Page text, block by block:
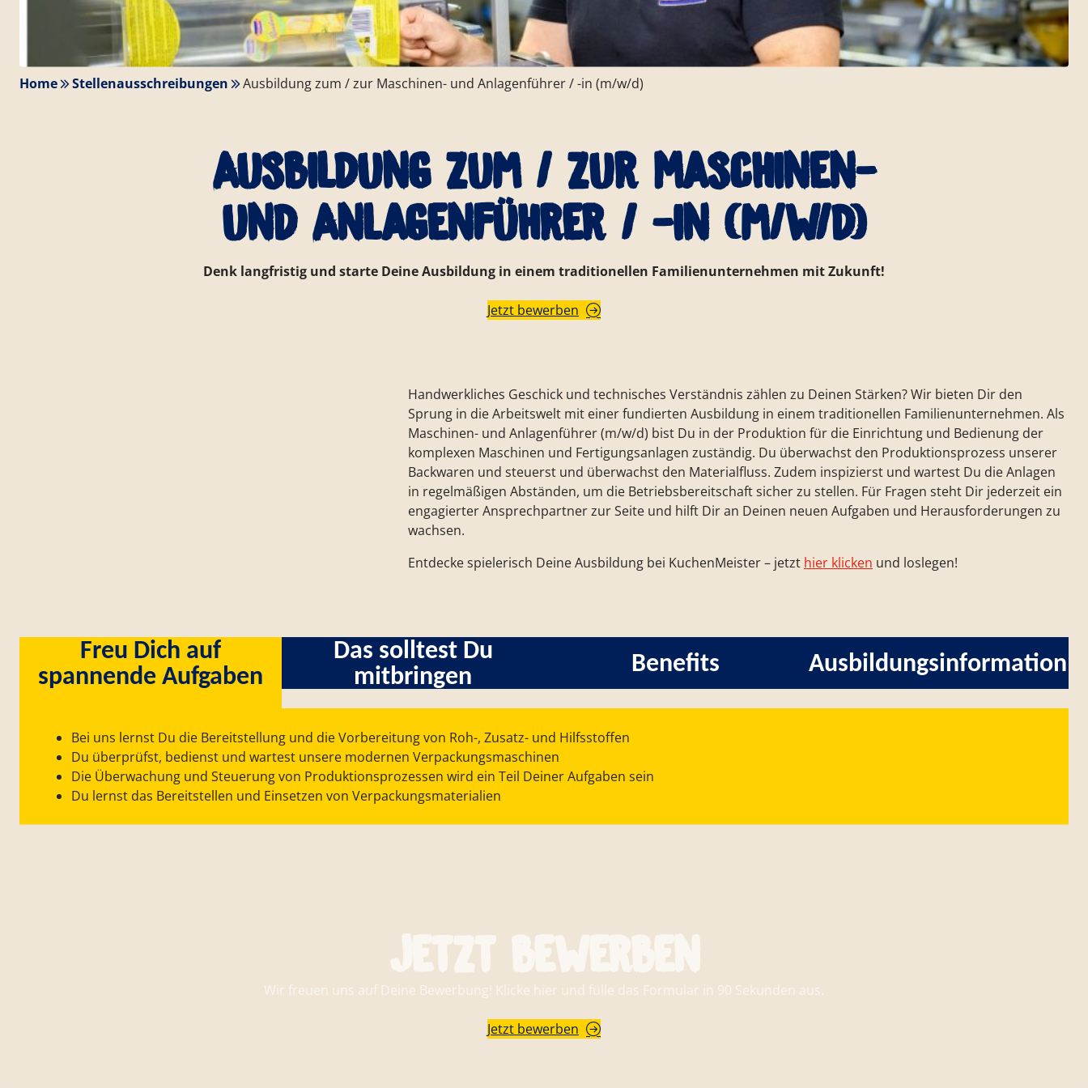
Home Stellenausschreibungen Ausbildung zum / zur Maschinen- und Anlagenführer / -in (m/w/d)
Ausbildung zum / zur Maschinen-
und Anlagenführer / -in (m/w/d)
Denk langfristig und starte Deine Ausbildung in einem traditionellen Familienunternehmen mit Zukunft!
Jetzt bewerben
Handwerkliches Geschick und technisches Verständnis zählen zu Deinen Stärken? Wir bieten Dir den
Sprung in die Arbeitswelt mit einer fundierten Ausbildung in einem traditionellen Familienunternehmen. Als
Maschinen- und Anlagenführer (m/w/d) bist Du in der Produktion für die Einrichtung und Bedienung der
komplexen Maschinen und Fertigungsanlagen zuständig. Du überwachst den Produktionsprozess unserer
Backwaren und steuerst und überwachst den Materialfluss. Zudem inspizierst und wartest Du die Anlagen
in regelmäßigen Abständen, um die Betriebsbereitschaft sicher zu stellen. Für Fragen steht Dir jederzeit ein
engagierter Ansprechpartner zur Seite und hilft Dir an Deinen neuen Aufgaben und Herausforderungen zu
wachsen.
Entdecke spielerisch Deine Ausbildung bei KuchenMeister – jetzt hier klicken und loslegen!
Freu Dich auf
spannende Aufgaben
Das solltest Du
mitbringen
Benefits Ausbildungs­information
Bei uns lernst Du die Bereitstellung und die Vorbereitung von Roh-, Zusatz- und Hilfsstoffen
Du überprüfst, bedienst und wartest unsere modernen Verpackungsmaschinen
Die Überwachung und Steuerung von Produktionsprozessen wird ein Teil Deiner Aufgaben sein
Du lernst das Bereitstellen und Einsetzen von Verpackungsmaterialien
Jetzt bewerben
Wir freuen uns auf Deine Bewerbung! Klicke hier und fülle das Formular in 90 Sekunden aus.
Jetzt bewerben